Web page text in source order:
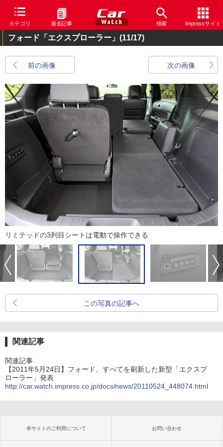
カテゴリ 過去記事 検索 Impressサイト
フォード「エクスプローラー」 (11/17)
前の画像 次の画像
リミテッドの3列目シートは電動で操作できる
この写真の記事へ
関連記事
関連記事
【2011年5月24日】フォード、すべてを刷新した新型「エクスプ
ローラー」発表
http://car.watch.impress.co.jp/docs/news/20110524_448074.html
本サイトのご利用について お問い合わせ